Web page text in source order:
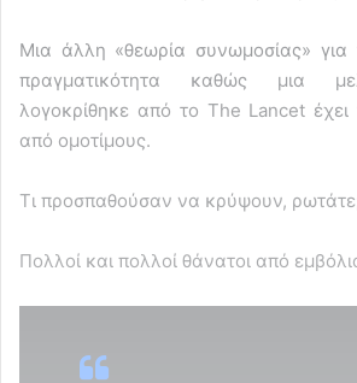
Μια άλλη «θεωρία συνωμοσίας» για
πραγματικότητα καθώς μια
λογοκρίθηκε από το The Lancet έχει
από ομοτίμους.
Τι προσπαθούσαν να κρύψουν,
Πολλοί και πολλοί θάνατοι από